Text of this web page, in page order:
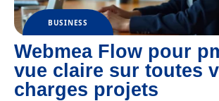
BUSINESS
Webmea Flow pour
vue claire sur toutes
charges projets